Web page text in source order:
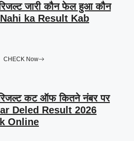
जारी कौन फेल हुआ कौन
ka Result Kab
CHECK Now
कट ऑफ कितने नंबर पर
Deled Result 2026
Online